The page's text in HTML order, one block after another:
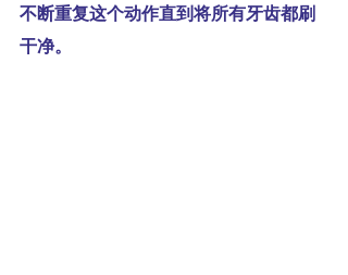
不断重复这个动作直到将所有牙齿都刷
干净。